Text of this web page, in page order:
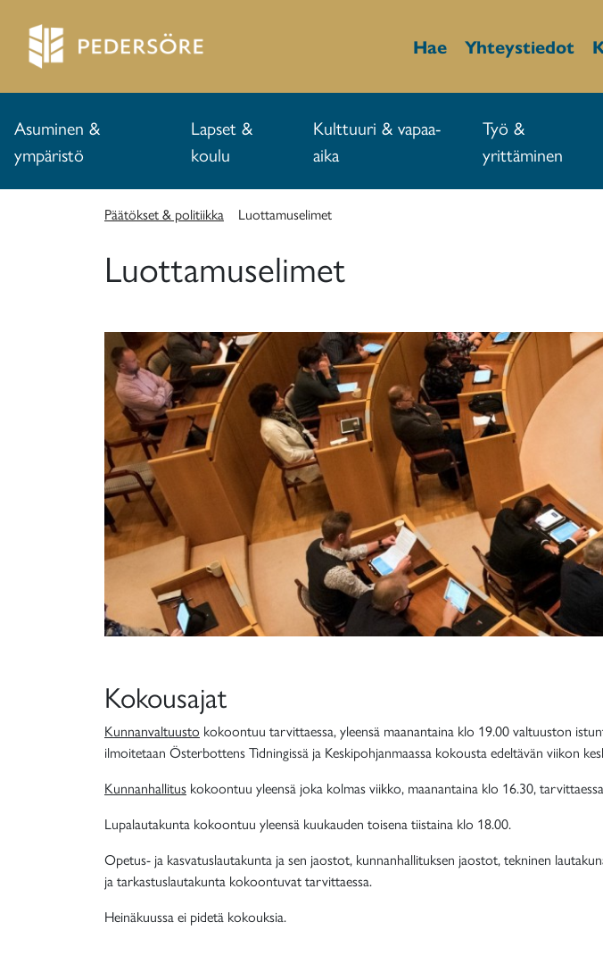
Hae Yhteystiedot
Asuminen &
ympäristö
Lapset &
koulu
Kulttuuri & vapaa-
aika
Työ &
yrittäminen
Päätökset & politiikka Luottamuselimet
Luottamuselimet
Kokousajat
Kunnanvaltuusto kokoontuu tarvittaessa, yleensä maanantaina klo 19.00 valtuuston
ilmoitetaan Österbottens Tidningissä ja Keskipohjanmaassa kokousta edeltävän viikon
Kunnanhallitus kokoontuu yleensä joka kolmas viikko, maanantaina klo 16.30,
Lupalautakunta kokoontuu yleensä kuukauden toisena tiistaina klo 18.00.
Opetus- ja kasvatuslautakunta ja sen jaostot, kunnanhallituksen jaostot,tekninen
ja tarkastuslautakunta kokoontuvat tarvittaessa.
Heinäkuussa ei pidetä kokouksia.